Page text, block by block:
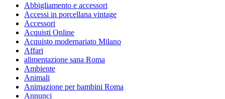
Abbigliamento e accessori
Accessi in porcellana vintage
Accessori
Acquisti Online
Acquisto modernariato Milano
Affari
alimentazione sana Roma
Ambiente
Animali
Animazione per bambini Roma
Annunci